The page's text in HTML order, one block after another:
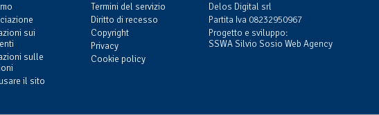
sui
sulle
il sito
Termini del servizio
Diritto di recesso
Copyright
Privacy
Cookie policy
Delos Digital srl
Partita Iva 08232950967
Progetto e sviluppo:
SSWA Silvio Sosio Web Agency